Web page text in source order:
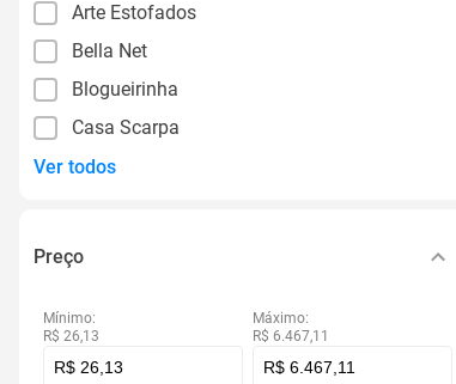
Arte Estofados
Bella Net
Blogueirinha
Casa Scarpa
Ver todos
Preço
Mínimo:
R$ 26,13
Máximo:
R$ 6.467,11